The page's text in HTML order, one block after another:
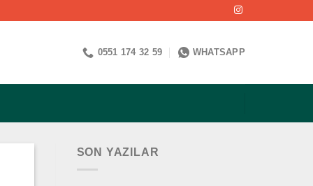
0551 174 32 59 WHATSAPP
SON YAZILAR